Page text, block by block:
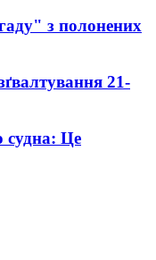
з полонених
21-
судна: Це